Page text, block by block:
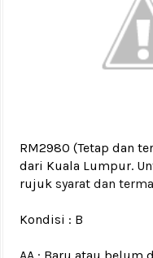
RM2980 (Tetap dan
dari Kuala Lumpur.
rujuk syarat dan terma
Kondisi : B